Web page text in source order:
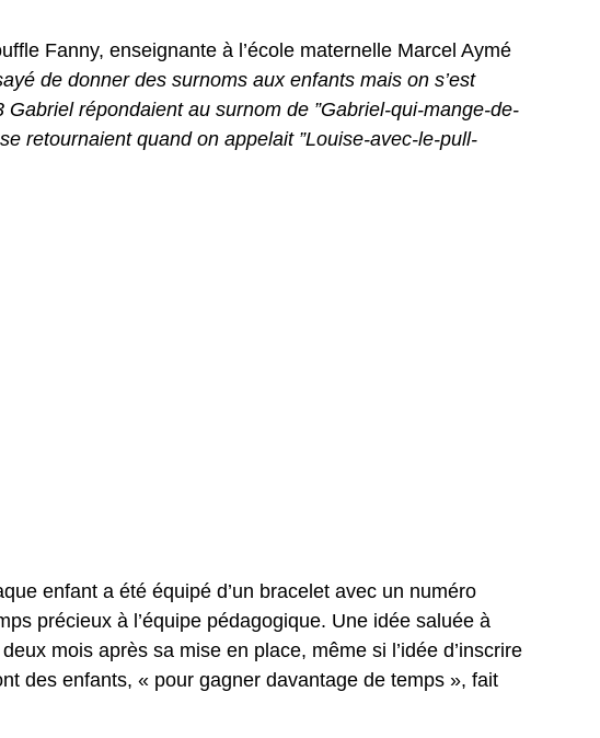
Fanny, enseignante à l’école maternelle Marcel Aymé
de donner des surnoms aux enfants mais on s’est
répondaient au surnom de ”Gabriel-qui-mange-de-
retournaient quand on appelait ”Louise-avec-le-pull-
enfant a été équipé d’un bracelet avec un numéro
précieux à l’équipe pédagogique. Une idée saluée à
mois après sa mise en place, même si l’idée d’inscrire
des enfants, « pour gagner davantage de temps », fait